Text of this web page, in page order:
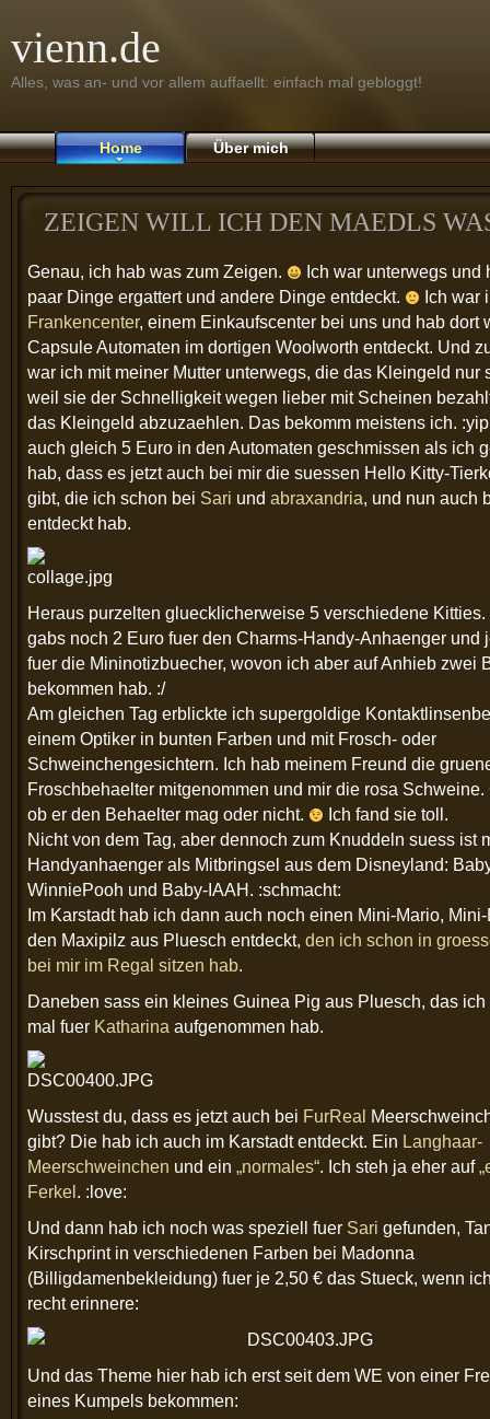
vienn.de
Alles, was an- und vor allem auffaellt: einfach mal gebloggt!
Home Über mich
ZEIGEN WILL ICH DEN MAEDLS
Genau, ich hab was zum Zeigen.
Ich war unterwegs und
paar Dinge ergattert und andere Dinge entdeckt.
Ich war
Frankencenter, einem Einkaufscenter bei uns und hab dort
Capsule Automaten im dortigen Woolworth entdeckt. Und
war ich mit meiner Mutter unterwegs, die das Kleingeld nur
weil sie der Schnelligkeit wegen lieber mit Scheinen
das Kleingeld abzuzaehlen. Das bekomm meistens ich.
auch gleich 5 Euro in den Automaten geschmissen als ich
hab, dass es jetzt auch bei mir die suessen Hello Kitty-
gibt, die ich schon bei Sari und abraxandria, und nun auch
entdeckt hab.
Heraus purzelten gluecklicherweise 5 verschiedene Kitties.
gabs noch 2 Euro fuer den Charms-Handy-Anhaenger und
fuer die Mininotizbuecher, wovon ich aber auf Anhieb zwei
bekommen hab. :/
Am gleichen Tag erblickte ich supergoldige
einem Optiker in bunten Farben und mit Frosch- oder
Schweinchengesichtern. Ich hab meinem Freund die
Froschbehaelter mitgenommen und mir die rosa Schweine.
ob er den Behaelter mag oder nicht.
Ich fand sie toll.
Nicht von dem Tag, aber dennoch zum Knuddeln suess ist
Handyanhaenger als Mitbringsel aus dem Disneyland:
WinniePooh und Baby-IAAH. :schmacht:
Im Karstadt hab ich dann auch noch einen Mini-Mario,
den Maxipilz aus Pluesch entdeckt, den ich schon in
bei mir im Regal sitzen hab.
Daneben sass ein kleines Guinea Pig aus Pluesch, das
mal fuer Katharina aufgenommen hab.
Wusstest du, dass es jetzt auch bei FurReal
gibt? Die hab ich auch im Karstadt entdeckt. Ein Langhaar-
Meerschweinchen und ein „normales“. Ich steh ja eher auf
Ferkel . :love:
Und dann hab ich noch was speziell fuer Sari gefunden,
Kirschprint in verschiedenen Farben bei Madonna
(Billigdamenbekleidung) fuer je 2,50 € das Stueck, wenn
recht erinnere:
Und das Theme hier hab ich erst seit dem WE von einer
eines Kumpels bekommen: